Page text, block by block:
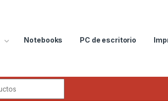
Notebooks PC de escritorio